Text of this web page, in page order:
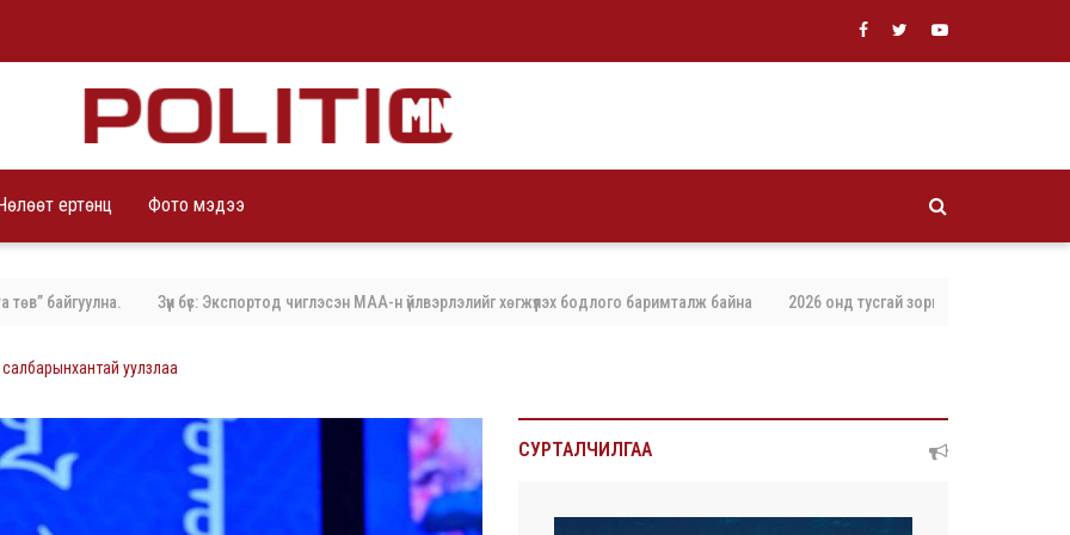
ертөнц Фото мэдээ
Зүүн бүс: Экспортод чиглэсэн МАА-н үйлвэрлэлийг хөгжүүлэх бодлого баримталж байна 2026 онд тусгай зориулалтаар агнах, барих
уулзлаа
СУРТАЛЧИЛГАА